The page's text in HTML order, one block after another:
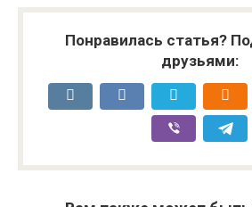
Понравилась статья?
друзьями: